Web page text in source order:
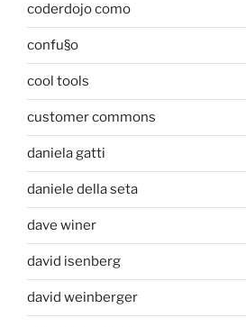
coderdojo como
confu§o
cool tools
customer commons
daniela gatti
daniele della seta
dave winer
david isenberg
david weinberger